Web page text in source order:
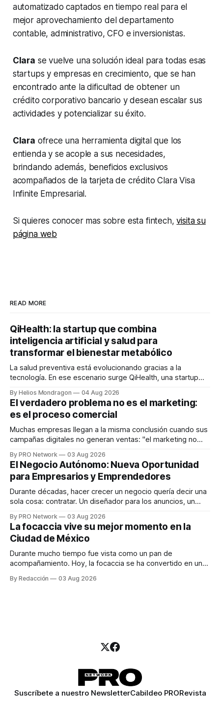
automatizado captados en tiempo real para el
mejor aprovechamiento del departamento
contable, administrativo, CFO e inversionistas.
Clara se vuelve una solución ideal para todas esas
startups y empresas en crecimiento, que se han
encontrado ante la dificultad de obtener un
crédito corporativo bancario y desean escalar sus
actividades y potencializar su éxito.
Clara ofrece una herramienta digital que los
entienda y se acople a sus necesidades,
brindando además, beneficios exclusivos
acompañados de la tarjeta de crédito Clara Visa
Infinite Empresarial.
Si quieres conocer mas sobre esta fintech,visita su
página web
READ MORE
QiHealth: la startup que combina
inteligencia artificial y salud para
transformar el bienestar metabólico
La salud preventiva está evolucionando gracias a la
tecnología. En ese escenario surge QiHealth, una startup
dispositivos inteligentes, inteligencia artificial y monitoreo
en tiempo real para ayudar a las personas a tomar mejores
decisiones sobre su salud metabólica. Su propuesta busca
responder
By Helios Mondragon 04 Aug 2026
El verdadero problema no es el marketing:
es el proceso comercial
Muchas empresas llegan a la misma conclusión cuando sus
campañas digitales no generan ventas: "el marketing no
INTERIUS, el problema suele estar en otro lugar. Durante
una entrevista para el podcast SER PRO, el especialista en
marketing digital explicó que
By PRO Network 03 Aug 2026
El Negocio Autónomo: Nueva Oportunidad
para Empresarios y Emprendedores
Durante décadas, hacer crecer un negocio quería decir una
sola cosa: contratar. Un diseñador para los anuncios, un
para los textos, alguien que supiera de publicidad digital
para encontrar prospectos, un vendedor para atender
llamadas y mensajes, y —con suerte— una persona
By PRO Network 03 Aug 2026
La focaccia vive su mejor momento en la
Ciudad de México
Durante mucho tiempo fue vista como un pan de
acompañamiento. Hoy, la focaccia se ha convertido en uno
artesanal, ingredientes de calidad y experiencias que
By Redacción 03 Aug 2026
Suscríbete a nuestro NewsletterCabildeo PRORevista